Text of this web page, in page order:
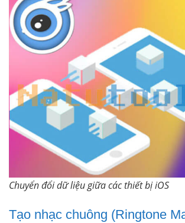
Chuyển đổi dữ liệu giữa các thiết bị iOS
Tạo nhạc chuông (Ringtone